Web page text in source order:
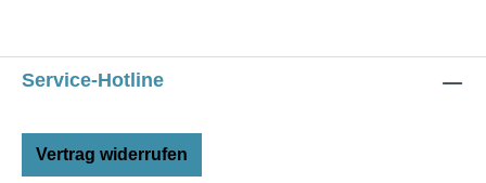
Service-Hotline
Vertrag widerrufen